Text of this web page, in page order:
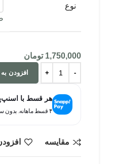
نوع
1,750,000 تومان
افزودن
هر قسط با
۴ قسط ماهانه. بدون سود، چک و ضامن.
مقایسه